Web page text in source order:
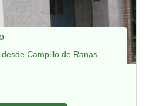
Campillo de Ranas,